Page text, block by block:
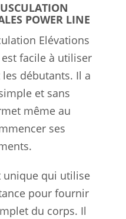
POWER LINE
Elévations
facile à utiliser
débutants. Il a
et sans
même au
ses
unique qui utilise
pour fournir
du corps. Il